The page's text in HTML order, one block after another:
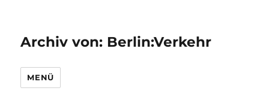
Archiv von: Berlin:Verkehr
MENÜ